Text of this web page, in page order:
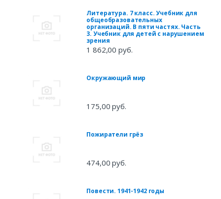
Литература. 7 класс. Учебник для
общеобразовательных
организаций. В пяти частях. Часть
3. Учебник для детей с нарушением
зрения
1 862,00 руб.
Окружающий мир
175,00 руб.
Пожиратели грёз
474,00 руб.
Повести. 1941-1942 годы